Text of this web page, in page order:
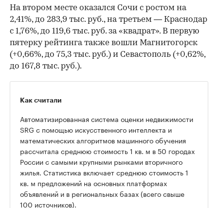
На втором месте оказался Сочи с ростом на
2,41%, до 283,9 тыс. руб., на третьем — Краснодар
c 1,76%, до 119,6 тыс. руб. за «квадрат». В первую
пятерку рейтинга также вошли Магнитогорск
(+0,66%, до 75,3 тыс. руб.) и Севастополь (+0,62%,
до 167,8 тыс. руб.).
Как считали
Автоматизированная система оценки недвижимости
SRG с помощью искусственного интеллекта и
математических алгоритмов машинного обучения
рассчитала среднюю стоимость 1 кв. м в 50 городах
России с самыми крупными рынками вторичного
жилья. Статистика включает среднюю стоимость 1
кв. м предложений на основных платформах
объявлений и в региональных базах (всего свыше
100 источников).